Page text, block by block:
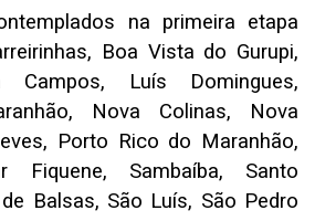
na primeira etapa
Boa Vista do Gurupi,
Campos, Luís Domingues,
Nova Colinas, Nova
Porto Rico do Maranhão,
Fiquene, Sambaíba, Santo
Balsas, São Luís, São Pedro